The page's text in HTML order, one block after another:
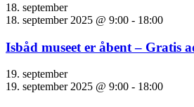
18. september
18. september 2025 @ 9:00 - 18:00
Isbåd museet er åbent – Gratis
19. september
19. september 2025 @ 9:00 - 18:00